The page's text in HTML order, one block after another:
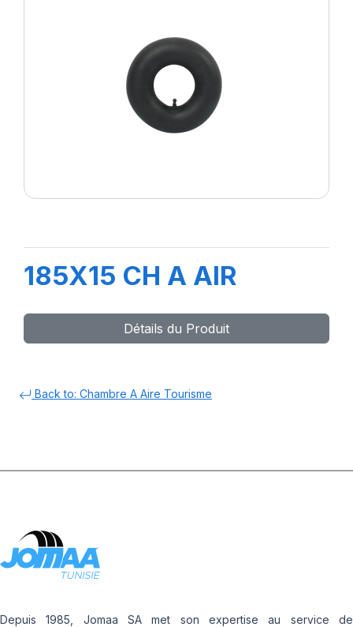
185X15 CH A AIR
Détails du Produit
Back to: Chambre A Aire Tourisme
Depuis 1985, Jomaa SA met son expertise au service de